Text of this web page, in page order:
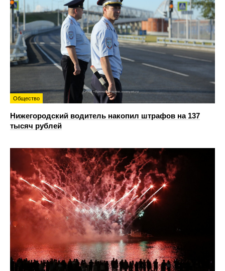
Общество
Нижегородский водитель накопил штрафов на 137
тысяч рублей